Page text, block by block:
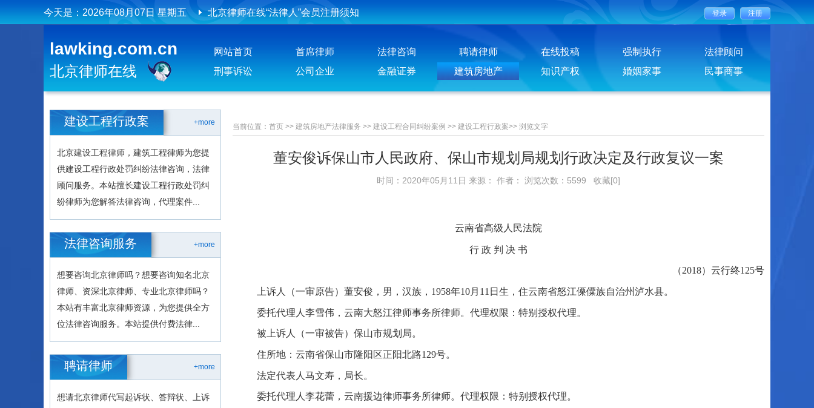
今天是： 2026年08月07日 星期五 北京律师在线投稿须知
lawking.com.cn
北京律师在线
网站首页 首席律师 法律咨询 聘请律师 在线投稿 强制执行
法律顾问
刑事诉讼
公司企业 金融证券 建筑房地产 知识产权 婚姻家事 民事商事
+more
建设工程行政案
北京建设工程律师，建筑工程律师为您提
供建设工程行政处罚纠纷法律咨询，法律
顾问服务。本站擅长建设工程行政处罚纠
纷律师为您解答法律咨询，代理案件...
+more
法律咨询服务
想要咨询北京律师吗？想要咨询知名北京
律师、资深北京律师、专业北京律师吗？
本站有丰富北京律师资源，为您提供全方
位法律咨询服务。本站提供付费法律...
+more
聘请律师
想请北京律师代写起诉状、答辩状、上诉
当前位置： 首页 >> 建筑房地产法律服务 >> 建设工程合同纠纷案例 >> 建设工程行政案>> 浏览文字
董安俊诉保山市人民政府、保山市规划局规划行政决定及行政复议一案
时间：2020年05月11日 来源： 作者： 浏览次数：5599 收藏[0]
云南省高级人民法院
行 政 判 决 书
（2018）云行终125号
上诉人（一审原告）董安俊，男，汉族，1958年10月11日生，住云南省怒江傈僳族自治州泸水县。
委托代理人李雪伟，云南大怒江律师事务所律师。代理权限：特别授权代理。
被上诉人（一审被告）保山市规划局。
住所地：云南省保山市隆阳区正阳北路129号。
法定代表人马文寿，局长。
委托代理人李花蕾，云南援边律师事务所律师。代理权限：特别授权代理。